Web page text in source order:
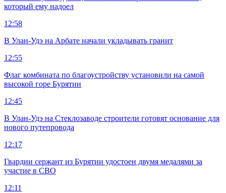
который ему надоел
12:58
В Улан-Удэ на Арбате начали укладывать гранит
12:55
Флаг комбината по благоустройству установили на самой
высокой горе Бурятии
12:45
В Улан-Удэ на Стеклозаводе строители готовят основание для
нового путепровода
12:17
Гвардии сержант из Бурятии удостоен двумя медалями за
участие в СВО
12:11